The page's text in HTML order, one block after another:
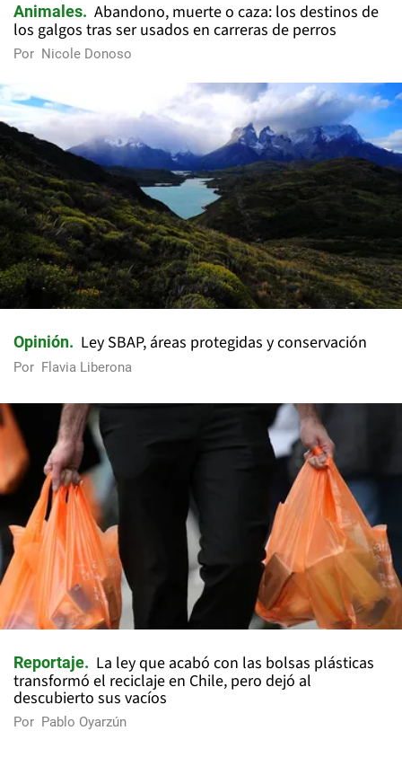
Animales
Abandono, muerte o caza: los destinos de
los galgos tras ser usados en carreras de perros
Por Nicole Donoso
Opinión Ley SBAP, áreas protegidas y conservación
Por Flavia Liberona
Reportaje
La ley que acabó con las bolsas plásticas
transformó el reciclaje en Chile, pero dejó al
descubierto sus vacíos
Por Pablo Oyarzún